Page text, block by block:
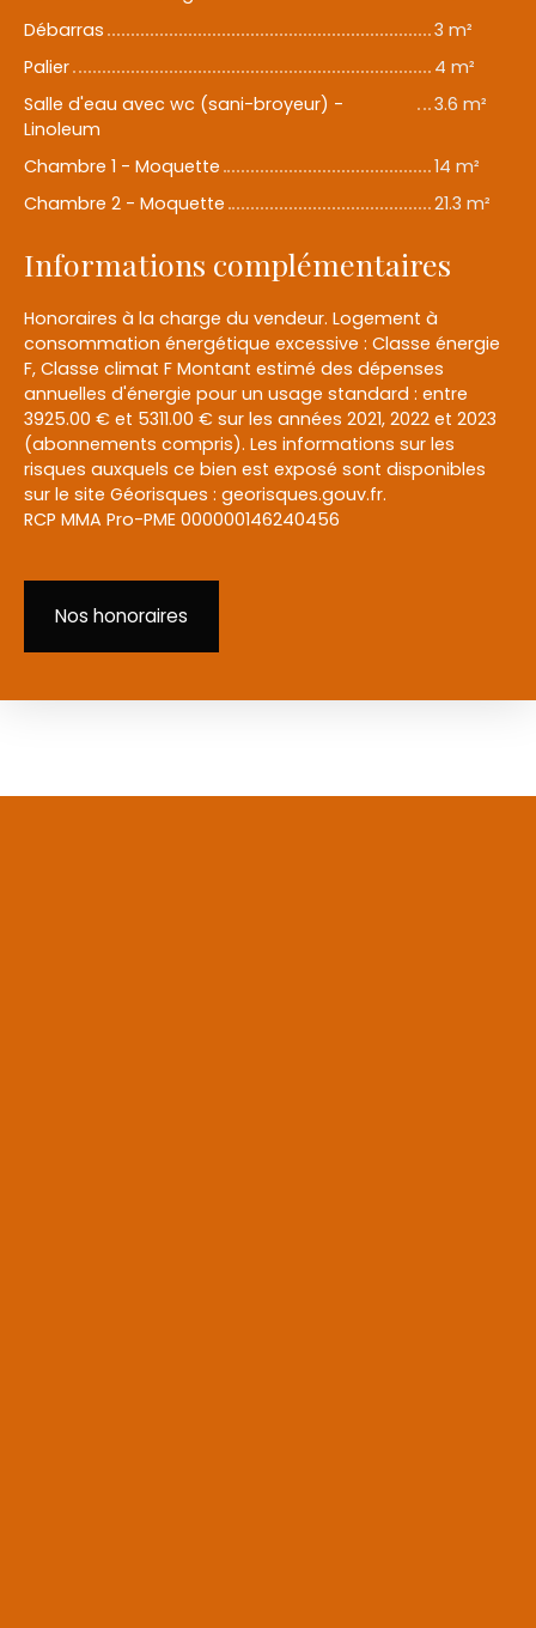
Débarras
3 m²
Palier
4 m²
Salle d'eau avec wc (sani-broyeur) -
Linoleum
3.6 m²
Chambre 1 - Moquette
14 m²
Chambre 2 - Moquette
21.3 m²
Informations complémentaires
Honoraires à la charge du vendeur. Logement à
consommation énergétique excessive : Classe énergie
F, Classe climat F Montant estimé des dépenses
annuelles d'énergie pour un usage standard : entre
3925.00 € et 5311.00 € sur les années 2021, 2022 et 2023
(abonnements compris). Les informations sur les
risques auxquels ce bien est exposé sont disponibles
sur le site Géorisques : georisques.gouv.fr.
RCP MMA Pro-PME 000000146240456
Nos honoraires